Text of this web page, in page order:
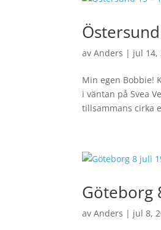
avAnders | jul 14,
Min egen Bobbie!
i väntan på Svea
tillsammans cirka
Göteborg
avAnders | jul 8,